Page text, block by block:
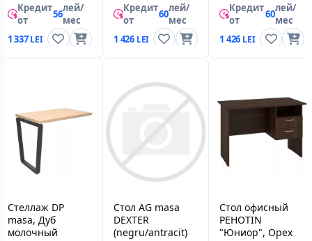
Кредит
от
56лей/
мес
1 337
Кредит
от
60лей/
мес
1 426
Кредит
от
60лей/
мес
1 426
Стеллаж DP
masa, Дуб
молочный
Стол AG masa
DEXTER
(negru/antracit)
Стол офисный
PEHOTIN
"Юниор", Орех